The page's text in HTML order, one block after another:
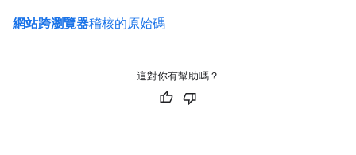
網站跨瀏覽器稽核的原始碼
這對你有幫助嗎？